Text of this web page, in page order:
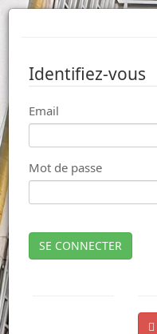
Identifiez-vous
Email
Mot de passe
SE CONNECTER